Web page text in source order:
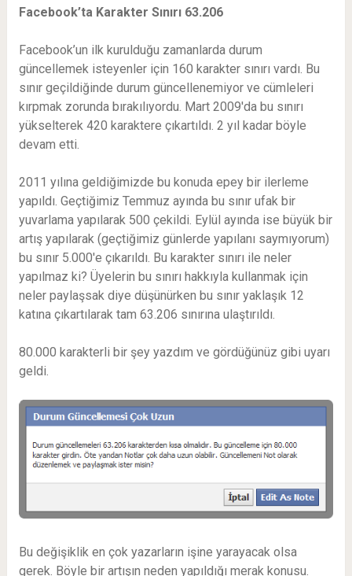
Facebook’ta Karakter Sınırı 63.206
Facebook’un ilk kurulduğu zamanlarda durum
güncellemek isteyenler için 160 karakter sınırı vardı. Bu
sınır geçildiğinde durum güncellenemiyor ve cümleleri
kırpmak zorunda bırakılıyordu. Mart 2009′da bu sınırı
yükselterek 420 karaktere çıkartıldı. 2 yıl kadar böyle
devam etti.
2011 yılına geldiğimizde bu konuda epey bir ilerleme
yapıldı. Geçtiğimiz Temmuz ayında bu sınır ufak bir
yuvarlama yapılarak 500 çekildi. Eylül ayında ise büyük bir
artış yapılarak (geçtiğimiz günlerde yapılanı saymıyorum)
bu sınır 5.000′e çıkarıldı. Bu karakter sınırı ile neler
yapılmaz ki? Üyelerin bu sınırı hakkıyla kullanmak için
neler paylaşsak diye düşünürken bu sınır yaklaşık 12
katına çıkartılarak tam 63.206 sınırına ulaştırıldı.
80.000 karakterli bir şey yazdım ve gördüğünüz gibi uyarı
geldi.
Bu değişiklik en çok yazarların işine yarayacak olsa
gerek. Böyle bir artışın neden yapıldığı merak konusu.